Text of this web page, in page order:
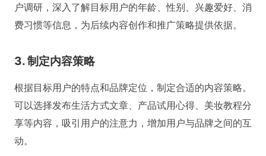
户调研，深入了解目标用户的年龄、性别、兴趣爱好、消
费习惯等信息，为后续内容创作和推广策略提供依据。
3. 制定内容策略
根据目标用户的特点和品牌定位，制定合适的内容策略。
可以选择发布生活方式文章、产品试用心得、美妆教程分
享等内容，吸引用户的注意力，增加用户与品牌之间的互
动。